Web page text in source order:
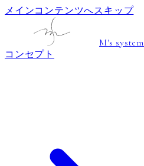
メインコンテンツへスキップ
M's system
コンセプト